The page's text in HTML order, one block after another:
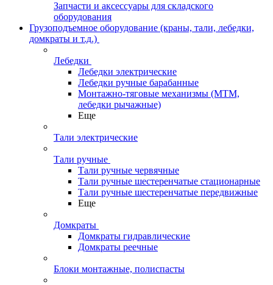
Запчасти и аксессуары для складского
оборудования
Грузоподъемное оборудование (краны, тали, лебедки,
домкраты и т.д.)
Лебедки
Лебедки электрические
Лебедки ручные барабанные
Монтажно-тяговые механизмы (МТМ,
лебедки рычажные)
Еще
Тали электрические
Тали ручные
Тали ручные червячные
Тали ручные шестеренчатые стационарные
Тали ручные шестеренчатые передвижные
Еще
Домкраты
Домкраты гидравлические
Домкраты реечные
Блоки монтажные, полиспасты